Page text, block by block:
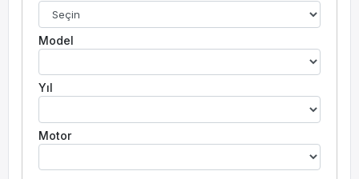
Model
Yıl
Motor